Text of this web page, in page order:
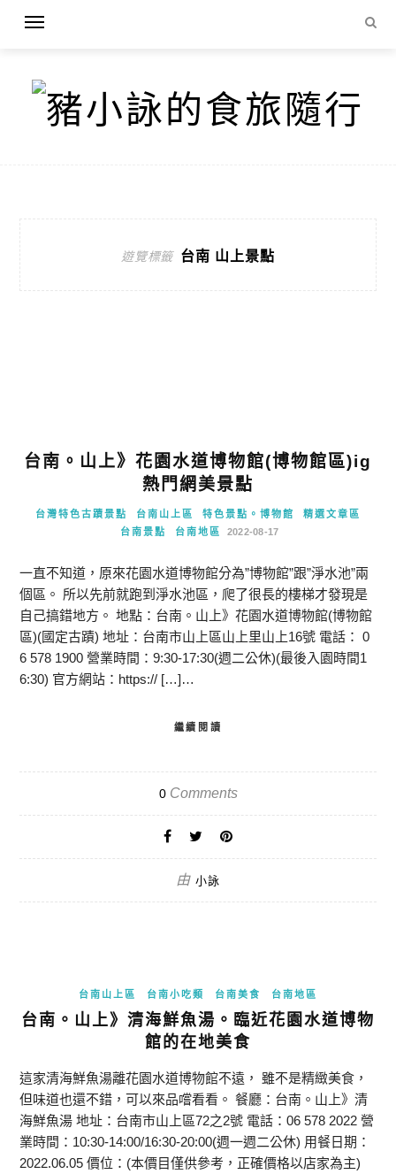
遊覽標籤 台南 山上景點
台南。山上》花園水道博物館(博物館區)ig
熱門網美景點
台灣特色古蹟景點 台南山上區 特色景點。博物館
精選文章區
台南景點
台南地區 2022-08-17
一直不知道，原來花園水道博物館分為”博物館”跟”淨水池”兩
個區。 所以先前就跑到淨水池區，爬了很長的樓梯才發現是
自己搞錯地方。 地點：台南。山上》花園水道博物館(博物館
區)(國定古蹟) 地址：台南市山上區山上里山上16號 電話： 0
6 578 1900 營業時間：9:30-17:30(週二公休)(最後入園時間1
6:30) 官方網站：https:// […]…
繼續閱讀
0Comments
由 小詠
台南山上區 台南小吃類 台南美食 台南地區
台南。山上》清海鮮魚湯。臨近花園水道博物
館的在地美食
這家清海鮮魚湯離花園水道博物館不遠， 雖不是精緻美食，
但味道也還不錯，可以來品嚐看看。 餐廳：台南。山上》清
海鮮魚湯 地址：台南市山上區72之2號 電話：06 578 2022 營
業時間：10:30-14:00/16:30-20:00(週一週二公休) 用餐日期：
2022.06.05 價位：(本價目僅供參考，正確價格以店家為主)